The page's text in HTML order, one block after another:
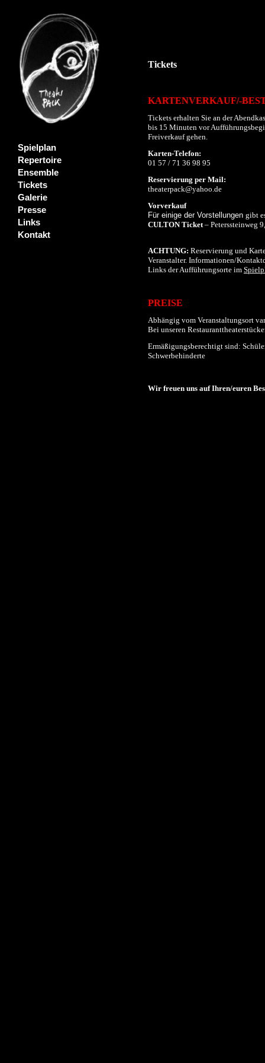
Spielplan
Repertoire
Ensemble
Tickets
Galerie
Presse
Links
Kontakt
Tickets
KARTENVERKAUF/-
Tickets erhalten Sie an der
bis 15 Minuten vor
Freiverkauf gehen.
Karten-Telefon:
01 57 / 71 36 98 95
Reservierung per Mail:
theaterpack@yahoo.de
Vorverkauf
Für einige der Vorstellungen gibt
CULTON Ticket– Peterssteinweg
ACHTUNG: Reservierung und
Veranstalter. Informationen/
Links derAufführungsorte im
PREISE
Abhängig vom Veranstaltungsort
Bei unseren
Ermäßigungsberechtigt sind:
Schwerbehinderte
Wir freuen uns auf Ihren/euren